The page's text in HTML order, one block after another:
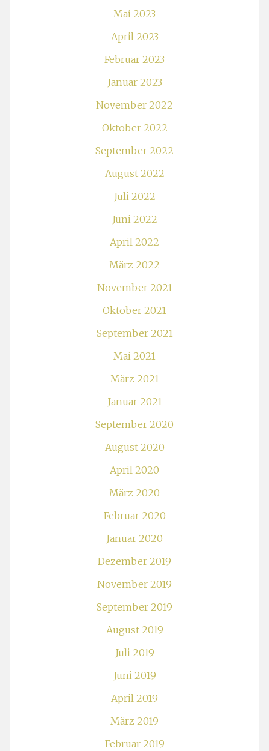
Mai 2023
April 2023
Februar 2023
Januar 2023
November 2022
Oktober 2022
September 2022
August 2022
Juli 2022
Juni 2022
April 2022
März 2022
November 2021
Oktober 2021
September 2021
Mai 2021
März 2021
Januar 2021
September 2020
August 2020
April 2020
März 2020
Februar 2020
Januar 2020
Dezember 2019
November 2019
September 2019
August 2019
Juli 2019
Juni 2019
April 2019
März 2019
Februar 2019